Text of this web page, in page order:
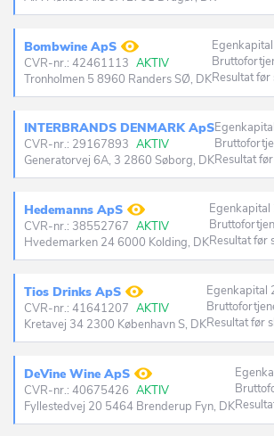
Bombwine ApS
CVR-nr.: 42461113 AKTIV
Tronholmen 5 8960 Randers SØ, DKResultat
INTERBRANDS DENMARK ApS
CVR-nr.: 29167893 AKTIV
Generatorvej 6A, 3 2860 Søborg, DKResultat
Hedemanns ApS
CVR-nr.: 38552767 AKTIV
Hvedemarken 24 6000 Kolding, DKResultat før
Tios Drinks ApS
CVR-nr.: 41641207 AKTIV
Kretavej 34 2300 København S, DK
Egenkapital
Resultat før
DeVine Wine ApS
CVR-nr.: 40675426 AKTIV
Fyllestedvej 20 5464 Brenderup Fyn, DK